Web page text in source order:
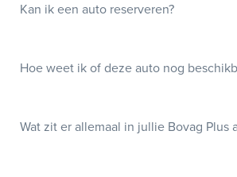
Kan ik een auto reserveren?
Hoe weet ik of deze auto nog
Wat zit er allemaal in jullie Bovag Plus